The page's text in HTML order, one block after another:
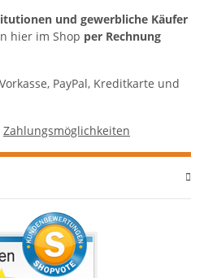
und gewerbliche Käufer
hier im Shop per Rechnung
PayPal, Kreditkarte und
Zahlungsmöglichkeiten